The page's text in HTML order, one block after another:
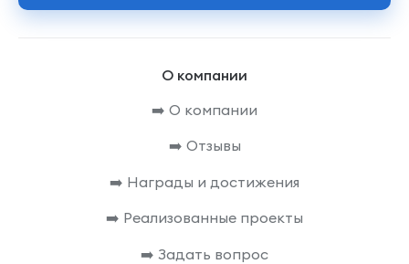
О компании
➡️ О компании
➡️ Отзывы
➡️ Награды и достижения
➡️ Реализованные проекты
➡️ Задать вопрос